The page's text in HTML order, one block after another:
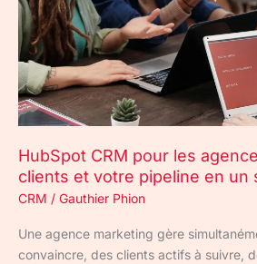
HubSpot CRM pour les
clients et votre pipeline en un
CRM / Gauthier Phion
Une agence marketing gère
convaincre, des clients actifs à suivre,
agences
:
gérer
vos
clients
et
pipeline
en
un
outil